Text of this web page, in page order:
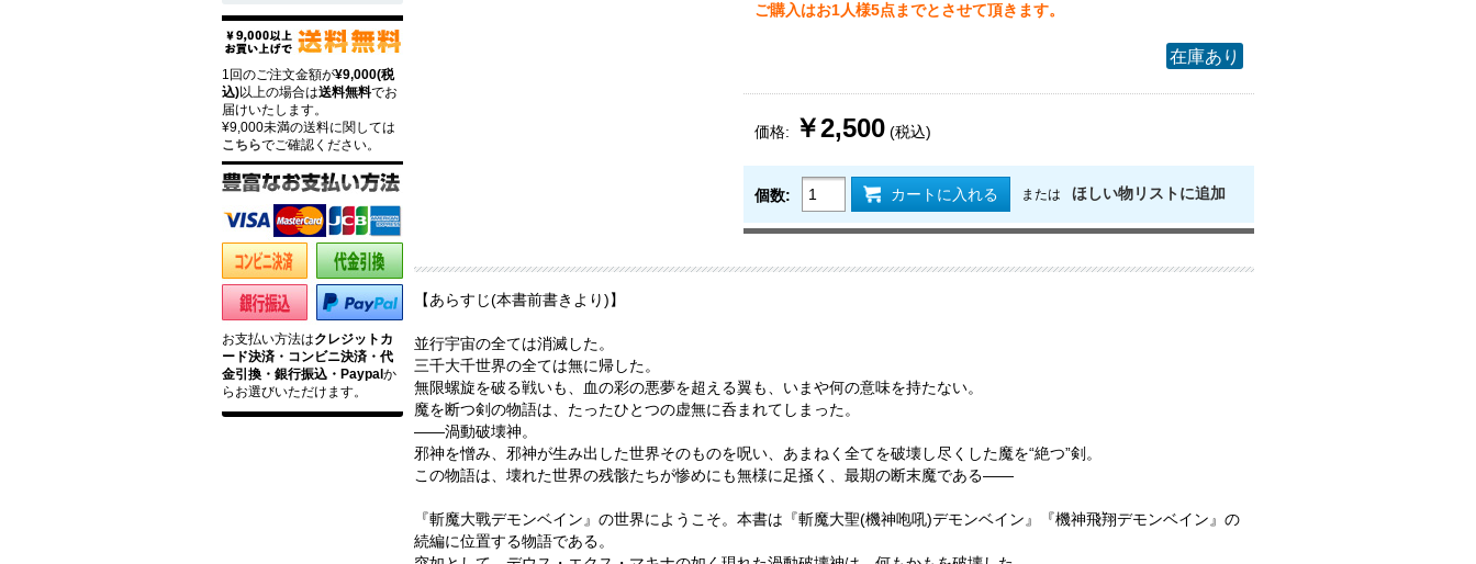
ご購入はお1人様5点までとさせて頂きます。
在庫あり
価格: ￥2,500 (税込)
個数: カートに入れる または ほしい物リストに追加
【あらすじ(本書前書きより)】
並行宇宙の全ては消滅した。
三千大千世界の全ては無に帰した。
無限螺旋を破る戦いも、血の彩の悪夢を超える翼も、いまや何の意味を持たない。
魔を断つ剣の物語は、たったひとつの虚無に呑まれてしまった。
――渦動破壊神。
邪神を憎み、邪神が生み出した世界そのものを呪い、あまねく全てを破壊し尽くした魔を“絶つ”剣。
この物語は、壊れた世界の残骸たちが惨めにも無様に足掻く、最期の断末魔である――
『斬魔大戰デモンベイン』の世界にようこそ。本書は『斬魔大聖(機神咆吼)デモンベイン』『機神飛翔デモンベイン』の
続編に位置する物語である。
1回のご注文金額が¥9,000(税
込)以上の場合は送料無料でお
届けいたします。
¥9,000未満の送料に関しては
こちらでご確認ください。
お支払い方法はクレジットカ
ード決済・コンビニ決済・代
金引換・銀行振込・Paypalか
らお選びいただけます。